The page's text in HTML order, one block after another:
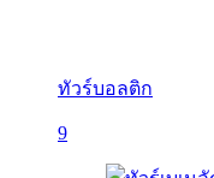
ทัวร์บอลติก
9